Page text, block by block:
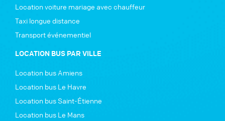
Location voiture mariage avec chauffeur
Taxi longue distance
Transport événementiel
LOCATION BUS PAR VILLE
Location bus Amiens
Location bus Le Havre
Location bus Saint-Étienne
Location bus Le Mans